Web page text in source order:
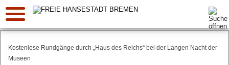
Suche:
Kostenlose Rundgänge durch „Haus des Reichs“ bei der Langen Nacht der
Museen